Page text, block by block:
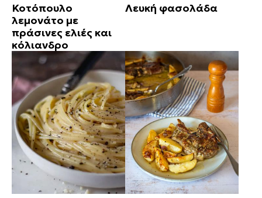
Κοτόπουλο
λεμονάτο με
πράσινες ελιές και
κόλιανδρο
Λευκή φασολάδα